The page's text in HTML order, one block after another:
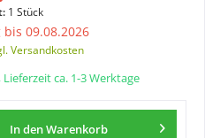
1 Stück
09.08.2026
Versandkosten
ca. 1-3 Werktage
In denWarenkorb